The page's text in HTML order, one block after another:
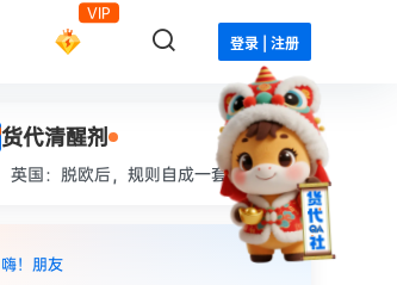
VIP
登录 | 注册
货代清醒剂
英国：脱欧后，规则自成一套。
嗨！朋友